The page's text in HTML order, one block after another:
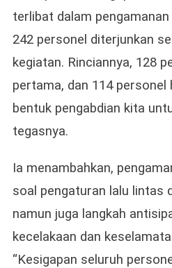
terlibat dalam pengamanan
242 personel diterjunkan
kegiatan. Rinciannya, 128
pertama, dan 114 personel
bentuk pengabdian kita
tegasnya.
Ia menambahkan,
soal pengaturan lalu lintas
namun juga langkah
kecelakaan dan
“Kesigapan seluruh